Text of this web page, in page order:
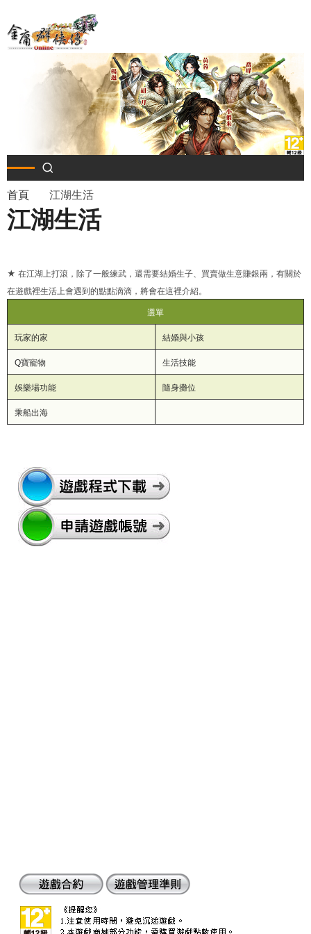
至
導
航
結
首頁 江湖生活
江湖生活
★ 在江湖上打滾，除了一般練武，還需要結婚生子、買賣做生意賺銀兩，有關於
在遊戲裡生活上會遇到的點點滴滴，將會在這裡介紹。
選單
玩家的家 結婚與小孩
Q寶寵物 生活技能
娛樂場功能 隨身攤位
乘船出海